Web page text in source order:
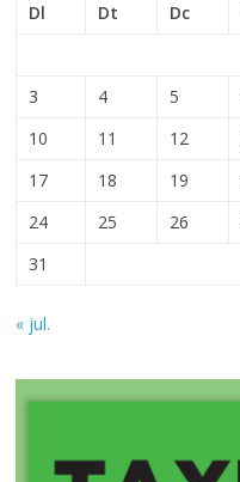
Dl
Dt Dc
3
4 5
10
11 12
17
18 19
24
25 26
31
« jul.